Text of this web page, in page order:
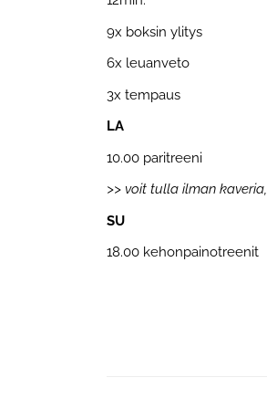
9x boksin ylitys
6x leuanveto
3x tempaus
LA
10.00 paritreeni
>> voit tulla ilman
SU
18.00 kehonpainotreenit